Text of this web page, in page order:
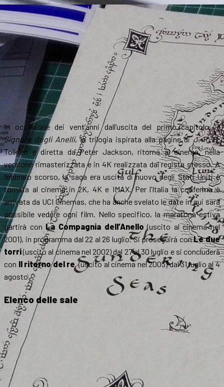
In occasione dei vent’anni dall’uscita del primo capitolo,Il
Signore degli Anelli, la trilogia ispirata alla pagine di J. R. R.
Tolkien e diretta da Peter Jackson, ritorna al cinema, nella
versione rimasterizzata e in 4K realizzata dal regista stesso. A
febbraio scorso, la saga era uscita di nuovo negli Stati Uniti è
tornata al cinema in 2K, 4K e IMAX. Per l’Italia la conferma è
arrivata da UCI Cinemas, che ha anche svelato le date in cui sarà
possibile vedere ogni film. Nello specifico, la maratona estiva
partirà conLa Compagnia dell’Anello (uscito al cinema nel
2001), in programma dal 22 al 26 luglio. Si proseguirà conLe due
torri(uscito al cinema nel 2002) dal 27 al 30 luglio e si concluderà
con Il ritorno del re(uscito al cinema nel 2003) dal 31 luglio al 4
agosto.
Elenco delle sale